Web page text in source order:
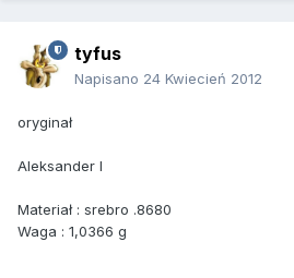
tyfus
Napisano 24 Kwiecień 2012
oryginał
Aleksander I
Materiał : srebro .8680
Waga : 1,0366 g